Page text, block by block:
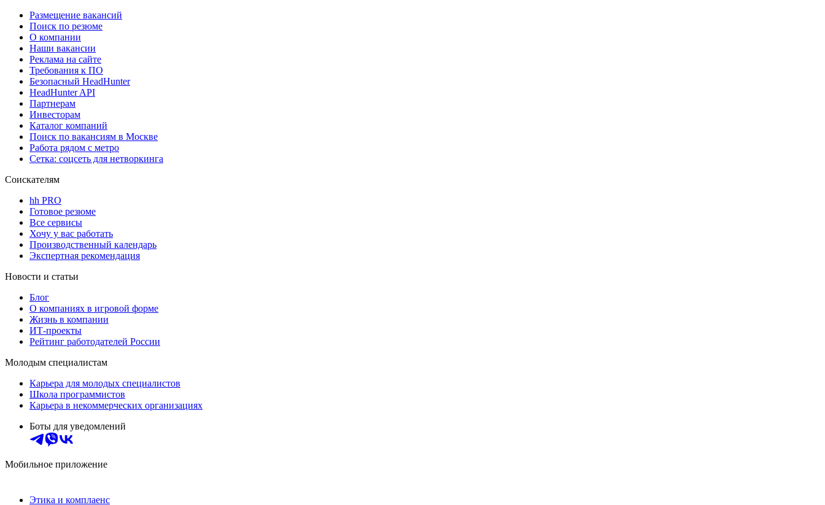
Размещение вакансий
Поиск по резюме
О компании
Наши вакансии
Реклама на сайте
Требования к ПО
Безопасный HeadHunter
HeadHunter API
Партнерам
Инвесторам
Каталог компаний
Поиск по вакансиям в Москве
Работа рядом с метро
Сетка: соцсеть для нетворкинга
Соискателям
hh PRO
Готовое резюме
Все сервисы
Хочу у вас работать
Производственный календарь
Экспертная рекомендация
Новости и статьи
Блог
О компаниях в игровой форме
Жизнь в компании
ИТ-проекты
Рейтинг работодателей России
Молодым специалистам
Карьера для молодых специалистов
Школа программистов
Карьера в некоммерческих организациях
Боты для уведомлений
Мобильное приложение
Этика и комплаенс